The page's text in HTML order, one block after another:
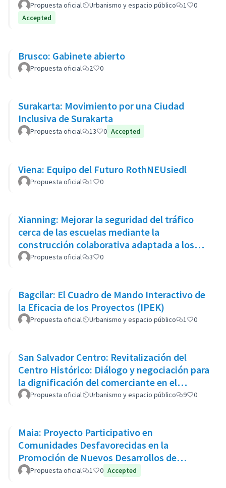
Propuesta oficial Urbanismo y espacio público 1
0
Accepted
Brusco: Gabinete abierto
Propuesta oficial 2 0
Surakarta: Movimiento por una Ciudad
Inclusiva de Surakarta
Propuesta oficial 13 0 Accepted
Viena: Equipo del Futuro RothNEUsiedl
Propuesta oficial 1 0
Xianning: Mejorar la seguridad del tráfico
cerca de las escuelas mediante la
construcción colaborativa adaptada a los
niños y el enfoque de “compartir
Propuesta oficial 3 0
Bagcilar: El Cuadro de Mando Interactivo de
la Eficacia de los Proyectos (IPEK)
Propuesta oficial Urbanismo y espacio público 1 0
San Salvador Centro: Revitalización del
Centro Histórico: Diálogo y negociación para
la dignificación del comerciante en el
espacio público
Propuesta oficial Urbanismo y espacio público 9 0
Maia: Proyecto Participativo en
Comunidades Desfavorecidas en la
Promoción de Nuevos Desarrollos de
Vivienda Pública
Propuesta oficial 1 0 Accepted